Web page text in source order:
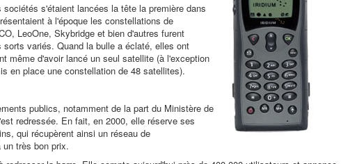
s'étaient lancées la tête la première dans
à l'époque les constellations de
LeoOne, Skybridge et bien d'autres furent
variés. Quand la bulle a éclaté, elles ont
même d'avoir lancé un seul satellite (à l'exception
en place une constellation de 48 satellites).
publics, notamment de la part du Ministère de
redressée. En fait, en 2000, elle réserve ses
qui récupèrent ainsi un réseau de
très bon prix.